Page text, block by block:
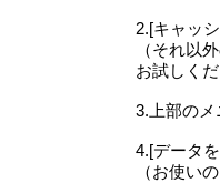
2.[キャッ
（それ以
お試しくだ
3.上部のメ
4.[データ
（お使い